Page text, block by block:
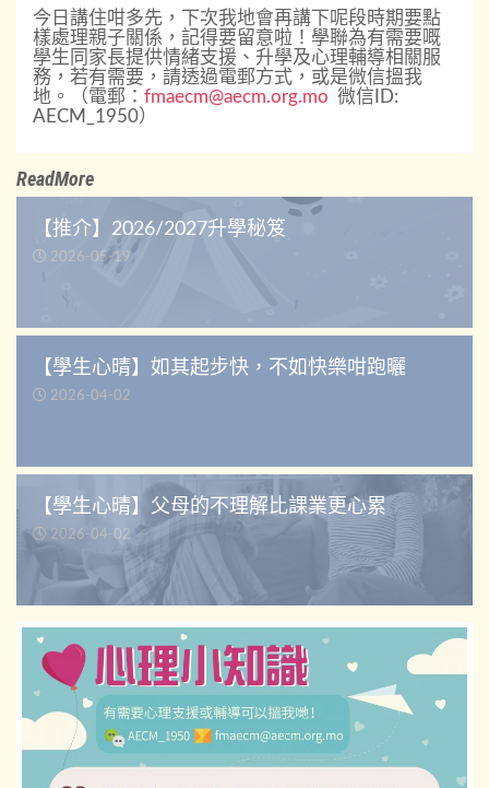
今日講住咁多先，下次我地會再講下呢段時期要點
樣處理親子關係，記得要留意啦！學聯為有需要嘅
學生同家長提供情緒支援、升學及心理輔導相關服
務，若有需要，請透過電郵方式，或是微信搵我
地。（電郵： fmaecm@aecm.org.mo 微信 ID:
AECM_1950）
ReadMore
【推介】2026/2027升學秘笈
2026-05-19
【學生心晴】如其起步快，不如快樂咁跑曬
2026-04-02
【學生心晴】父母的不理解比課業更心累
2026-04-02